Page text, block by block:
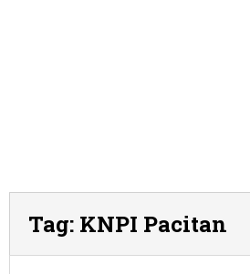
Tag: KNPI Pacitan